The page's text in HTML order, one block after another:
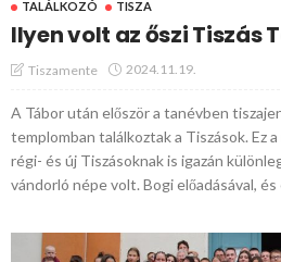
TALÁLKOZÓ TISZA
Ilyen volt az őszi Tiszás
Tiszamente 2024.11.19.
A Tábor után először a tanévben
templomban találkoztak a Tiszások. Ez
régi- és új Tiszásoknak is igazán
vándorló népe volt. Bogi előadásával, és